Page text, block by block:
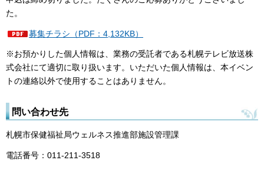
た。
募集チラシ（PDF：4,132KB）
※お預かりした個人情報は、業務の受託者である札幌テレビ放送株
式会社にて適切に取り扱います。いただいた個人情報は、本イベン
トの連絡以外で使用することはありません。
問い合わせ先
札幌市保健福祉局ウェルネス推進部施設管理課
電話番号：011-211-3518